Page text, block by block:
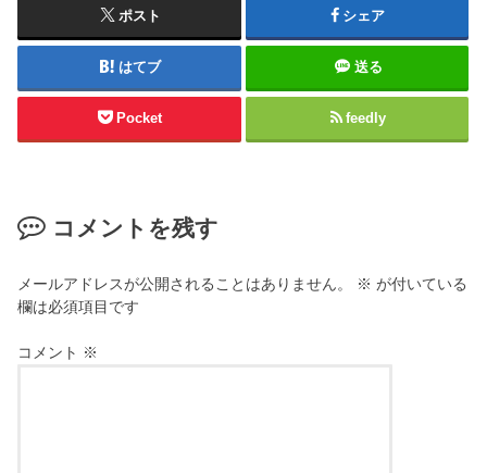
ポスト シェア
はてブ 送る
Pocket feedly
コメントを残す
メールアドレスが公開されることはありません。 ※ が付いている
欄は必須項目です
コメント ※